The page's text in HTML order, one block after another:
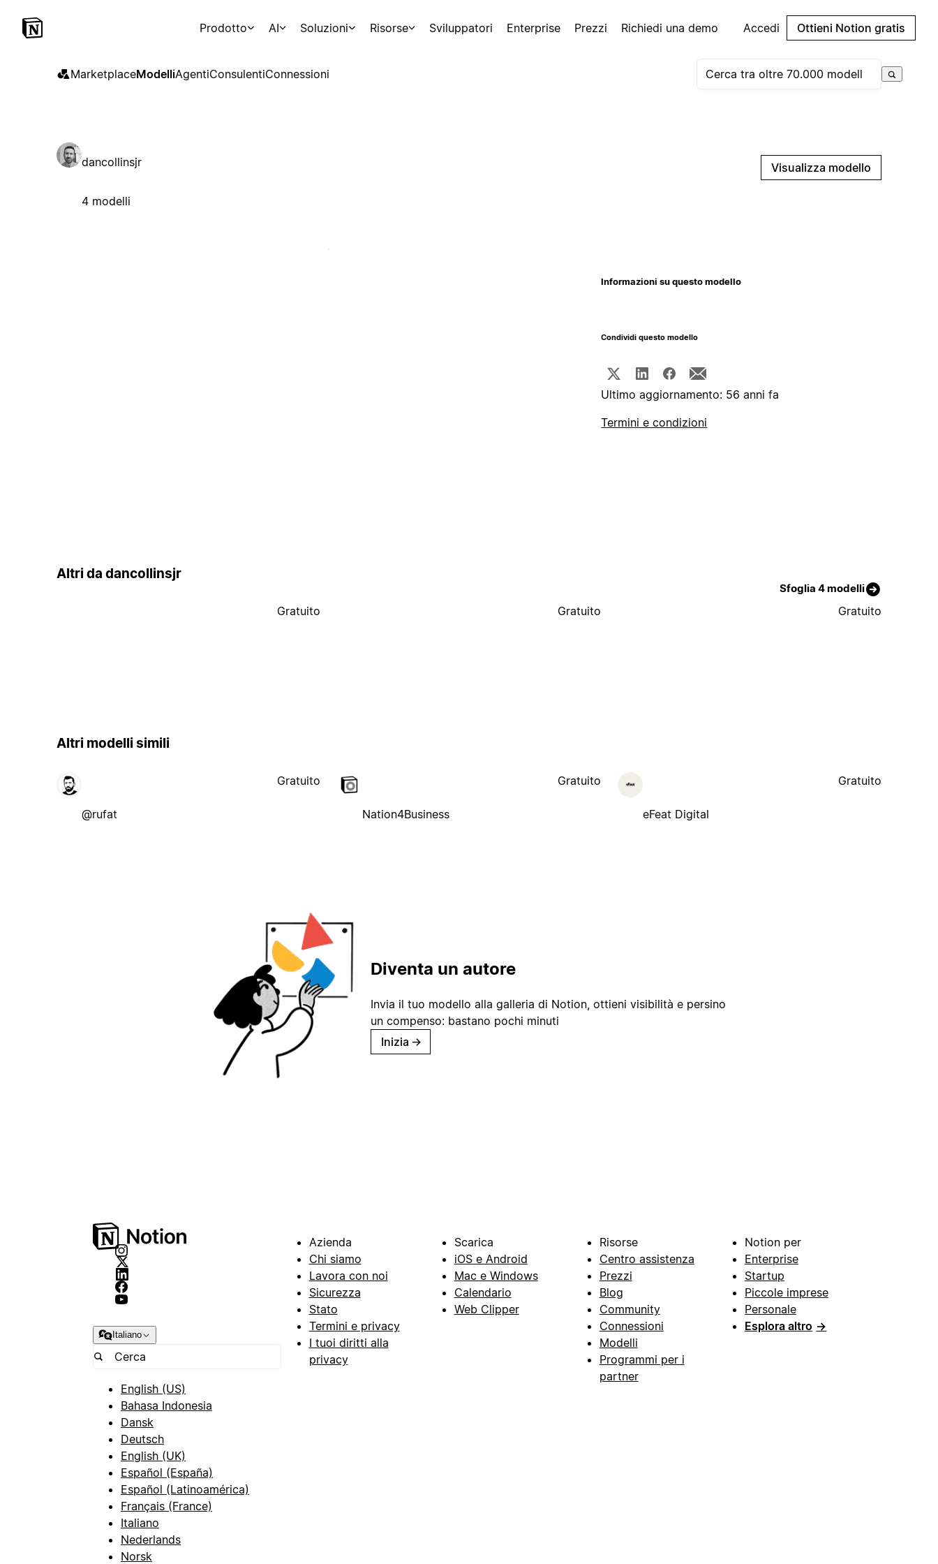
Prodotto AI Soluzioni Risorse Sviluppatori Enterprise Prezzi Richiedi una demo Accedi Ottieni Notion gratis
MarketplaceModelliAgentiConsulentiConnessioni
dancollinsjr
4 modelli
Visualizza modello
Informazioni su questo modello
Condividi questo modello
Ultimo aggiornamento: 56 anni fa
Termini e condizioni
Altri da dancollinsjr
Sfoglia 4 modelli
Gratuito Gratuito Gratuito
Altri modelli simili
@rufat
Gratuito
Nation4Business
Gratuito
eFeat Digital
Gratuito
Diventa un autore
Invia il tuo modello alla galleria di Notion, ottieni visibilità e persino
un compenso: bastano pochi minuti
Inizia →
Italiano
English (US)
Bahasa Indonesia
Dansk
Deutsch
English (UK)
Español (España)
Español (Latinoamérica)
Français (France)
Italiano
Nederlands
Norsk
Azienda
Chi siamo
Lavora con noi
Sicurezza
Stato
Termini e privacy
I tuoi diritti alla
privacy
Scarica
iOS e Android
Mac e Windows
Calendario
Web Clipper
Risorse
Centro assistenza
Prezzi
Blog
Community
Connessioni
Modelli
Programmi per i
partner
Notion per
Enterprise
Startup
Piccole imprese
Personale
Esplora altro →